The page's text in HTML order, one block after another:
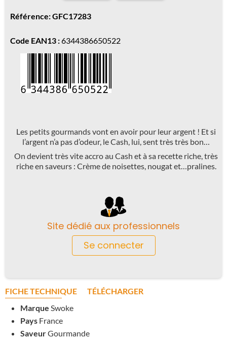
Référence: GFC17283
Code EAN13 :6344386650522
Les petits gourmands vont en avoir pour leur argent ! Et si
l’argent n’a pas d’odeur, le Cash, lui, sent très très bon…
On devient très vite accro au Cash et à sa recette riche, très
riche en saveurs : Crème de noisettes, nougat et…pralines.
Site dédié aux professionnels
Se connecter
FICHE TECHNIQUE
TÉLÉCHARGER
Marque Swoke
Pays France
SaveurGourmande